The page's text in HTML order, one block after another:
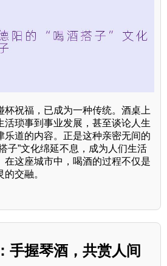
杯祝福，已成为一种传统。酒桌上
活琐事到事业发展，甚至谈论人生
乐道的内容。正是这种亲密无间的
子”文化绵延不息，成为人们生活
在这座城市中，喝酒的过程不仅是
交融。
手握琴酒，共赏人间